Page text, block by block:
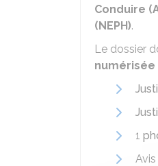
Conduire
(NEPH).
Le dossier
numérisée
1